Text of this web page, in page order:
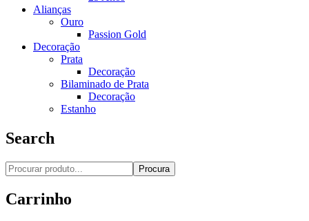
Alianças
Ouro
Passion Gold
Decoração
Prata
Decoração
Bilaminado de Prata
Decoração
Estanho
Search
Procura
Carrinho